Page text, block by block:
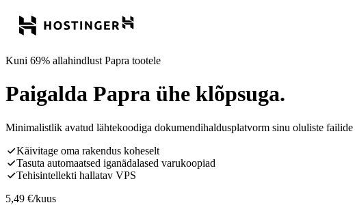
Kuni 69% allahindlust Papra tootele
Paigalda Papra ühe klõpsuga.
Minimalistlik avatud lähtekoodiga dokumendihaldusplatvorm sinu oluliste failide
Käivitage oma rakendus koheselt
Tasuta automaatsed iganädalased varukoopiad
Tehisintellekti hallatav VPS
5,49 €/kuus